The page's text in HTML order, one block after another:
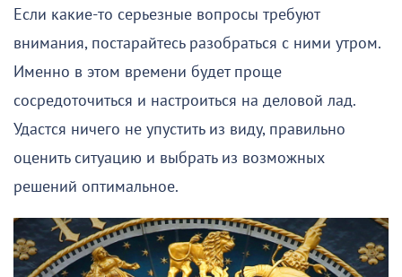
Если какие-то серьезные вопросы требуют
внимания, постарайтесь разобраться с ними утром.
Именно в этом времени будет проще
сосредоточиться и настроиться на деловой лад.
Удастся ничего не упустить из виду, правильно
оценить ситуацию и выбрать из возможных
решений оптимальное.